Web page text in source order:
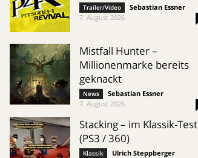
Trailer/Video Sebastian Essner
7. August 2026
Mistfall Hunter –
Millionenmarke bereits
geknackt
News Sebastian Essner
7. August 2026
Stacking – im Klassik-Test
(PS3 / 360)
Klassik Ulrich Steppberger